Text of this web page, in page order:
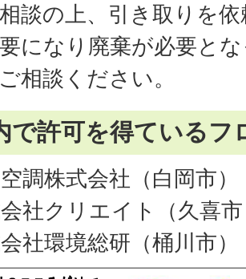
談の上、引き取りを
になり廃棄が必要と
相談ください。
で許可を得ているフ
調株式会社（白岡市
社クリエイト（久喜
社環境総研（桶川市